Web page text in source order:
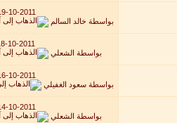
10-2011
بواسطة خالد السالم
10-2011
بواسطة الشعلي
10-2011
بواسطة سعود الغفيلي
10-2011
بواسطة الشعلي